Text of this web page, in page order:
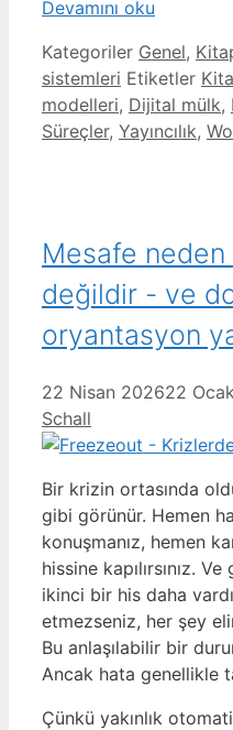
Devamını oku
Kategoriler Genel,
sistemleri Etiketler
modelleri, Dijital mülk,
Süreçler, Yayıncılık,
Mesafe
değildir - ve
oryantasyon
22 Nisan 202622
Schall
Bir krizin ortasında
gibi görünür. Hemen
konuşmanız, hemen
hissine kapılırsınız.
ikinci bir his daha
etmezseniz, her şey
Bu anlaşılabilir bir
Ancak hata genellikle
Çünkü yakınlık